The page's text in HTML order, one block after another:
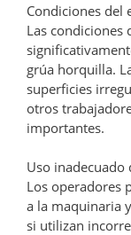
Condiciones del
Las condiciones
grúa horquilla.
superficies
otros
importantes.
Uso
Los operadores
a la maquinaria
si utilizan